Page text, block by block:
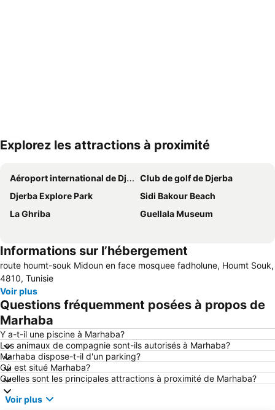
Explorez les attractions à proximité
Aéroport international de Djerba-Zarzis
Club de golf de Djerba
Djerba Explore Park
Sidi Bakour Beach
La Ghriba
Guellala Museum
Informations sur l’hébergement
route houmt-souk Midoun en face mosquee fadholune, Houmt Souk,
4810, Tunisie
Voir plus
Questions fréquemment posées à propos de
Marhaba
Y a-t-il une piscine à Marhaba?
Les animaux de compagnie sont-ils autorisés à Marhaba?
Marhaba dispose-t-il d'un parking?
Où est situé Marhaba?
Quelles sont les principales attractions à proximité de Marhaba?
Voir plus